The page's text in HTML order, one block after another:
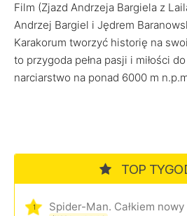
Film (Zjazd Andrzeja Bargiela z
Andrzej Bargiel i Jędrem
Karakorum tworzyć historię na
to przygoda pełna pasji i miłości
narciarstwo na ponad 6000 m
TOP
1